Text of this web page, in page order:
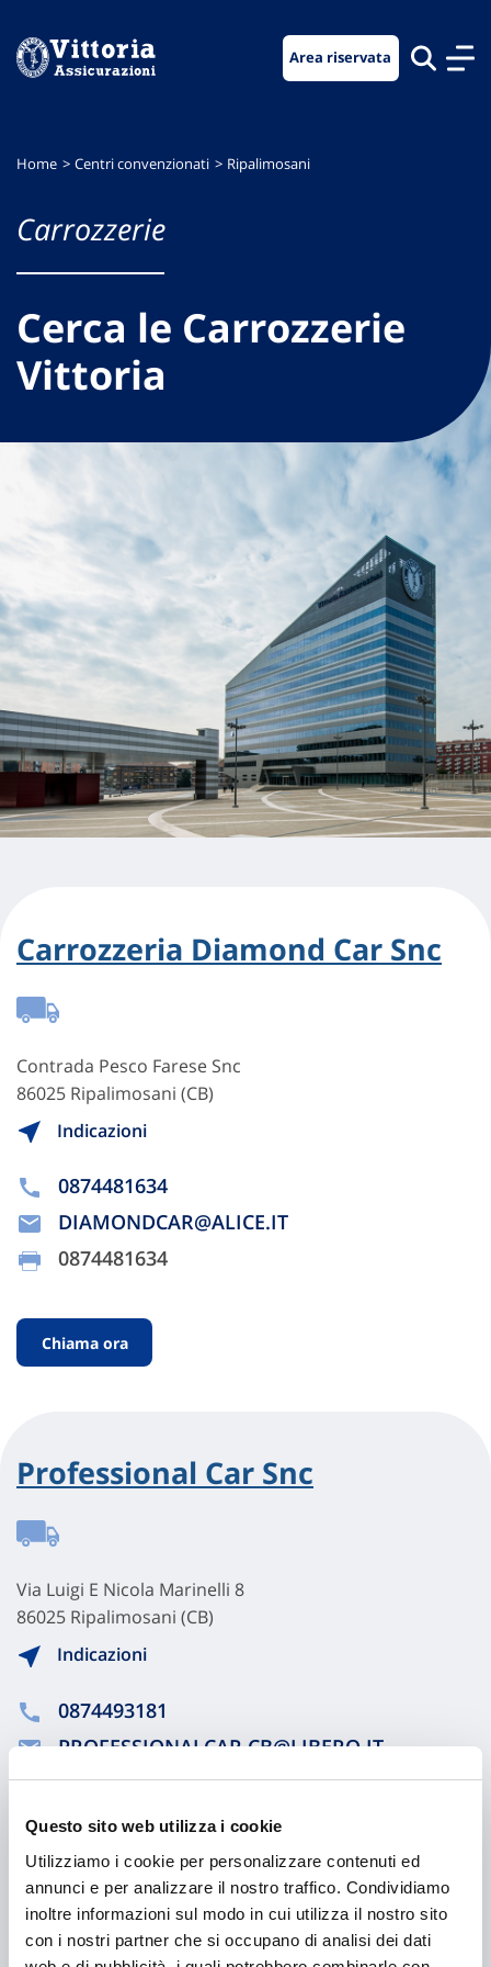
Questo sito web utilizza i cookie
Utilizziamo i cookie per personalizzare contenuti ed
annunci e per analizzare il nostro traffico. Condividiamo
inoltre informazioni sul modo in cui utilizza il nostro sito
con i nostri partner che si occupano di analisi dei dati
menu
contenuto
footer
Area riservata
Home Centri convenzionati Ripalimosani
Carrozzerie
Cerca le Carrozzerie
Vittoria
Carrozzeria Diamond Car Snc
Contrada Pesco Farese Snc
86025 Ripalimosani (CB)
Indicazioni
0874481634
DIAMONDCAR@ALICE.IT
0874481634
Chiama ora
Professional Car Snc
Via Luigi E Nicola Marinelli 8
86025 Ripalimosani (CB)
Indicazioni
0874493181
PROFESSIONALCAR.CB@LIBERO.IT
0874493181
Chiama ora